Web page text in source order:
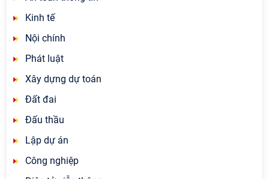
Kinh tế
Nội chính
Phát luật
Xây dựng dự toán
Đất đai
Đấu thầu
Lập dự án
Công nghiệp